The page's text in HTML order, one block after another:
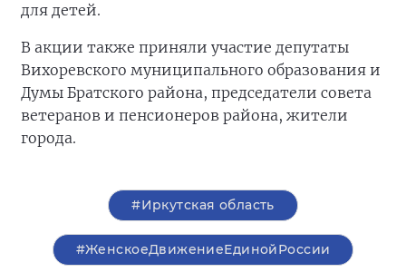
для детей.
В акции также приняли участие депутаты
Вихоревского муниципального образования и
Думы Братского района, председатели совета
ветеранов и пенсионеров района, жители
города.
#Иркутская область
#ЖенскоеДвижениеЕдинойРоссии